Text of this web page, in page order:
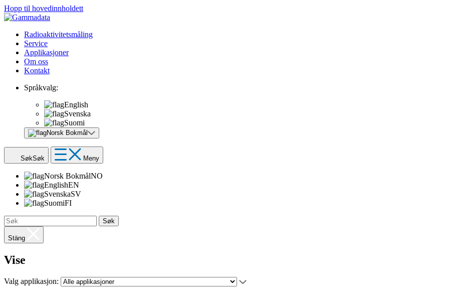
Hopp til hovedinnholdett
Radioaktivitetsmåling
Service
Applikasjoner
Om oss
Kontakt
Språkvalg:
English
Svenska
Suomi
Norsk Bokmål
SøkSøk Meny
Norsk BokmålNO
EnglishEN
SvenskaSV
SuomiFI
Søk
Stäng
Vise
Valg applikasjon: